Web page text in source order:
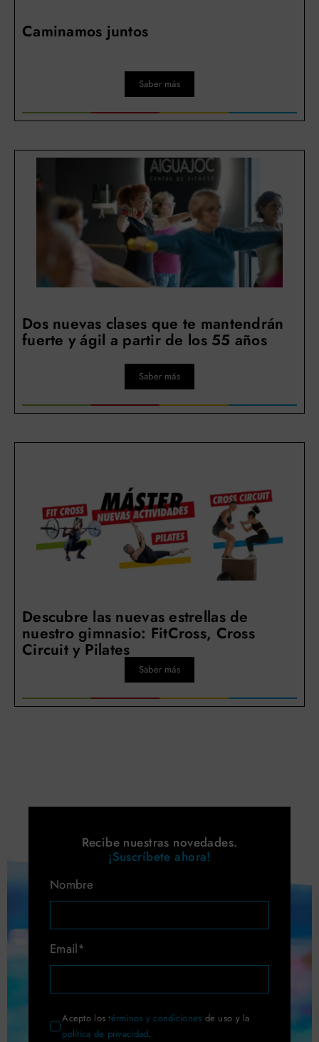
Caminamos juntos
Saber más
Dos nuevas clases que te mantendrán
fuerte y ágil a partir de los 55 años
Saber más
Descubre las nuevas estrellas de
nuestro gimnasio: FitCross, Cross
Circuit y Pilates
Saber más
Recibe nuestras novedades.
¡Suscríbete ahora!
Nombre
Email*
Acepto lostérminos y condiciones de uso y la
política de privacidad.